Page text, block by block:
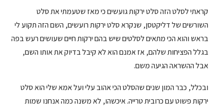
קראתי לסלט הזה סלט ירקות גועשים כי מאז שטעמתי את סלט
השורשים של דליקטסן, שנקרא סלט ירקות רועשים, השם הזה תקוע לי
בראש והוא הכי מתאים לסלטים שיש בהם ירקות חיים שעושים רעש בפה
בגלל הפציחות שלהם, אז אמנם הוא לא קיבל בדיוק את אותו השם,
אבל ההשראה הגיעה משם.
ובכלל, כבר המון שנים שהסלט הכי אהוב עלי ועל אמא שלי הוא סלט
ירקות פשוט עם כרובית טרייה. איכשהו, לא משנה כמה אנחנו שמות